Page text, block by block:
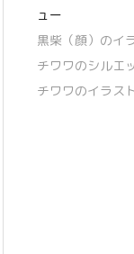
ュー
黒柴（顔）のイ
チワワのシルエ
チワワのイラス